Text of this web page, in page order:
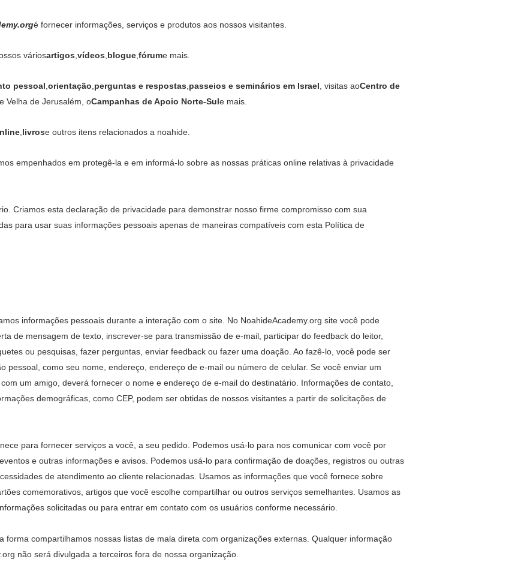
é fornecer informações, serviços e produtos aos nossos visitantes.
váriosartigos vídeos blogue fórume mais.
pessoal orientação perguntas e respostas passeios e seminários em Israel , visitas aoCentro de
Velha de Jerusalém, oCampanhas de Apoio Norte-Sule mais.
livrose outros itens relacionados a noahide.
empenhados em protegê-la e em informá-lo sobre as nossas práticas online relativas à privacidade
Criamos esta declaração de privacidade para demonstrar nosso firme compromisso com sua
para usar suas informações pessoais apenas de maneiras compatíveis com esta Política de
informações pessoais durante a interação com o site. No NoahideAcademy.org site você pode
de mensagem de texto, inscrever-se para transmissão de e-mail, participar do feedback do leitor,
ou pesquisas, fazer perguntas, enviar feedback ou fazer uma doação. Ao fazê-lo, você pode ser
pessoal, como seu nome, endereço, endereço de e-mail ou número de celular. Se você enviar um
um amigo, deverá fornecer o nome e endereço de e-mail do destinatário. Informações de contato,
demográficas, como CEP, podem ser obtidas de nossos visitantes a partir de solicitações de
para fornecer serviços a você, a seu pedido. Podemos usá-lo para nos comunicar com você por
e outras informações e avisos. Podemos usá-lo para confirmação de doações, registros ou outras
de atendimento ao cliente relacionadas. Usamos as informações que você fornece sobre
comemorativos, artigos que você escolhe compartilhar ou outros serviços semelhantes. Usamos as
solicitadas ou para entrar em contato com os usuários conforme necessário.
forma compartilhamos nossas listas de mala direta com organizações externas. Qualquer informação
não será divulgada a terceiros fora de nossa organização.